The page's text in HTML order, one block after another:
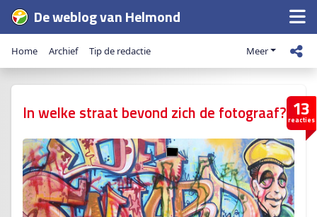
De weblog van Helmond
Home Archief Tip de redactie Meer
13
reacties
In welke straat bevond zich de fotograaf?